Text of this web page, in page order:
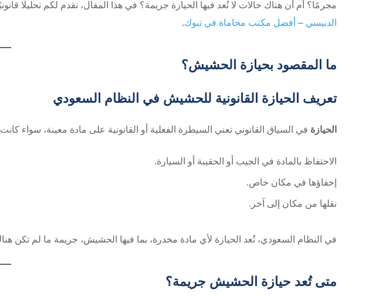
مجرمًا؟ أم أن هناك حالات لا تُعد فيها الحيازة جريمة؟ في هذا المقال، نقدم لكم تحليلًا
الدبيسي – أفضل مكتب محاماة في تبوك.
ما المقصود بحيازة الحشيش؟
تعريف الحيازة القانونية للحشيش في النظام السعودي
الحيازة في السياق القانوني تعني السيطرة الفعلية أو القانونية على مادة معينة، سواء
الاحتفاظ بالمادة في الجيب أو الحقيبة أو السيارة.
إخفاؤها في مكان خاص.
نقلها من مكان إلى آخر.
في النظام السعودي، تُعد الحيازة لأي مادة مخدرة، بما فيها الحشيش، جريمة ما لم تكن
متى تُعد حيازة الحشيش جريمة؟